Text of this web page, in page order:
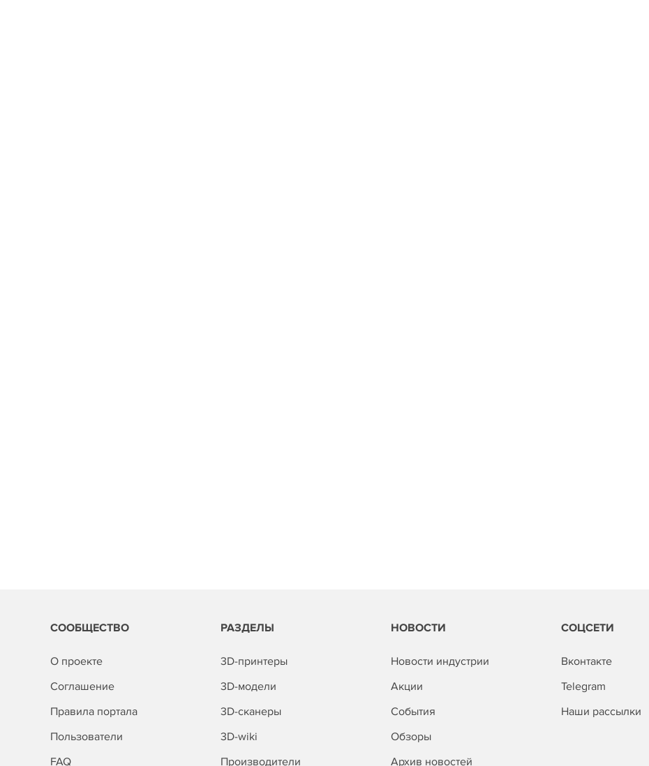
СООБЩЕСТВО
О проекте
Соглашение
Правила портала
Пользователи
FAQ
РАЗДЕЛЫ
3D-принтеры
3D-модели
3D-сканеры
3D-wiki
Производители
НОВОСТИ
Новости индустрии
Акции
События
Обзоры
Архив новостей
СОЦСЕТИ
Вконтакте
Telegram
Наши рассылки